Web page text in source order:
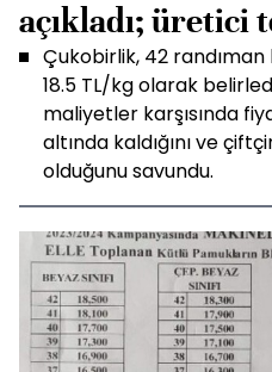
açıkladı; üretici
Çukobirlik, 42 randıman
18.5 TL/kg olarak
maliyetler karşısında
altında kaldığını ve
olduğunu savundu.